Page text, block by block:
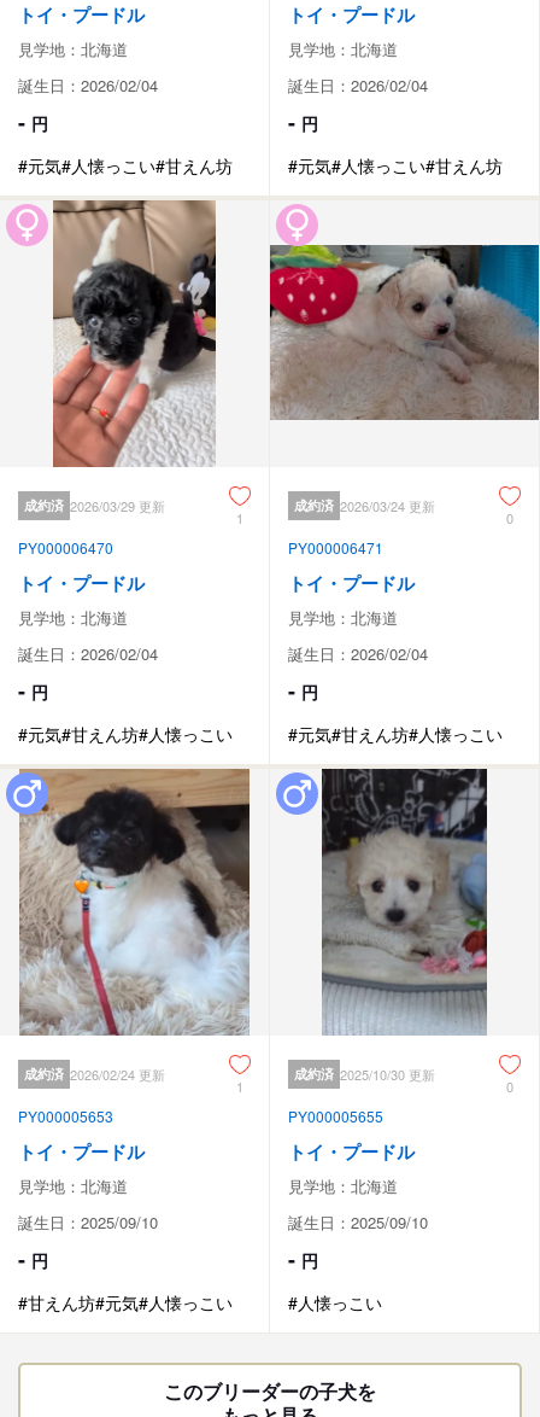
トイ・プードル
見学地：北海道
誕生日：2026/02/04
- 円
#元気#人懐っこい#甘えん坊
トイ・プードル
見学地：北海道
誕生日：2026/02/04
- 円
#元気#人懐っこい#甘えん坊
成約済 2026/03/29 更新
1
PY000006470
トイ・プードル
見学地：北海道
誕生日：2026/02/04
- 円
#元気#甘えん坊#人懐っこい
成約済 2026/03/24 更新
0
PY000006471
トイ・プードル
見学地：北海道
誕生日：2026/02/04
- 円
#元気#甘えん坊#人懐っこい
成約済 2026/02/24 更新
1
PY000005653
トイ・プードル
見学地：北海道
誕生日：2025/09/10
- 円
#甘えん坊#元気#人懐っこい
成約済 2025/10/30 更新
0
PY000005655
トイ・プードル
見学地：北海道
誕生日：2025/09/10
- 円
#人懐っこい
このブリーダーの子犬を